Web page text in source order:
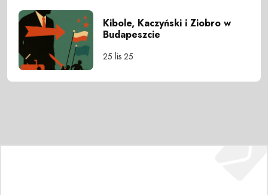
Kibole, Kaczyński i Ziobro w
Budapeszcie
25 lis 25